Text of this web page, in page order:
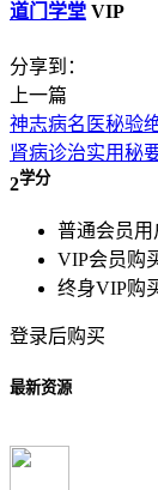
道门学堂 VIP
分享到：
上一篇
神志病名医秘验
肾病诊治实用秘
2学分
普通会员用
VIP会员购
终身VIP购
登录后购买
最新资源